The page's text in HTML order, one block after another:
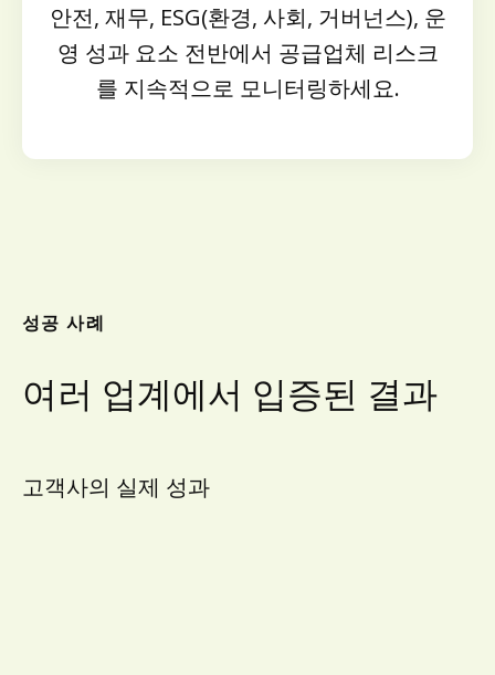
안전, 재무, ESG(환경, 사회, 거버넌스), 운
영 성과 요소 전반에서 공급업체 리스크
를 지속적으로 모니터링하세요.
성공 사례
여러 업계에서 입증된 결과
고객사의 실제 성과